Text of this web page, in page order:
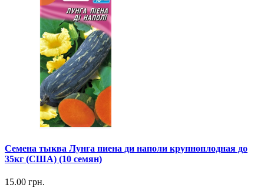
Семена тыква Лунга пиена ди наполи крупноплодная до
35кг (США) (10 семян)
15.00 грн.